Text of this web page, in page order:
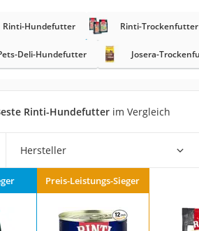
Katzenklappe
Nackenmassagegerät
Zeckenschutz Katze
Philips-Sonicare-Zahnbürste
Mineralfutter Pferd
Massagegerät
Rinti-Hundefutter Rinti-Trockenfutter
Deli-Hundefutter Josera-
Rinti-Hundefutter im Vergleich
Hersteller
Preis-Leistungs-Sieger